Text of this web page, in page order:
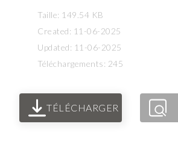
Taille: 149.54 KB
Created: 11-06-2025
Updated: 11-06-2025
Téléchargements: 245
TÉLÉCHARGER